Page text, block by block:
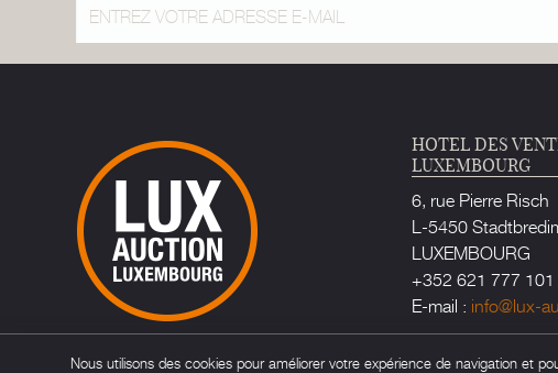
HOTEL DES
LUXEMBOURG
6, rue Pierre Risch
L-5450
LUXEMBOURG
+352 621 777 101
E-mail : info@lux-
Nous utilisons des cookies pour améliorer votre expérience de navigation et